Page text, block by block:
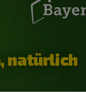
natürlich